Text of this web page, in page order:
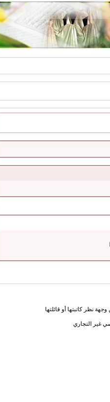
نظر كاتبتها أو قائلتها
غير التجاري